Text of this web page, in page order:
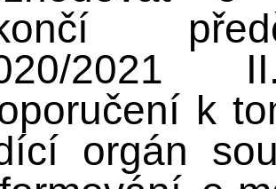
k
orgán